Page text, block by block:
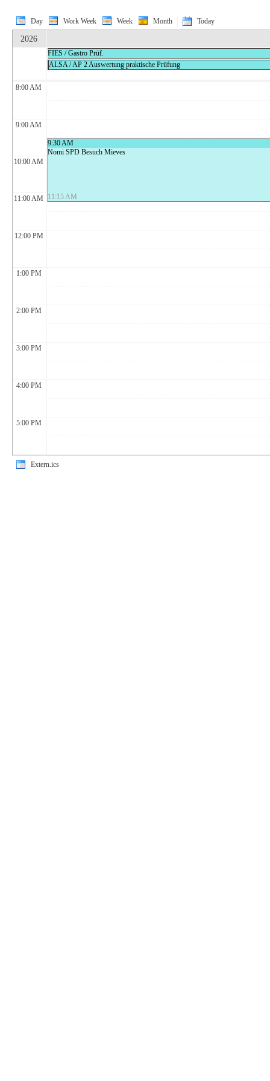
Day Work Week Week Month Today
2026
FIES / Gastro Prüf.
ALSA / AP 2 Auswertung praktische Prüfung
8:00 AM
9:00 AM
9:30 AM
Nomi SPD Besuch Mieves
11:15 AM
10:00 AM
11:00 AM
12:00 PM
1:00 PM
2:00 PM
3:00 PM
4:00 PM
5:00 PM
Extern.ics